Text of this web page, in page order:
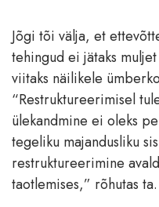
Jõgi tõi välja, et
tehingud ei jätaks
viitaks näilikele
“Restruktureerimisel
ülekandmine ei oleks
tegeliku majandusliku
restruktureerimine
taotlemises,” rõhutas ta.